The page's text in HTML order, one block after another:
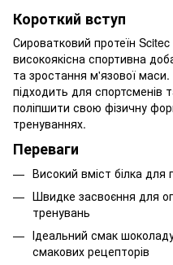
Короткий вступ
Сироватковий протеїн
високоякісна спортивна
та зростання м'язової
підходить для спортсменів
поліпшити свою фізичну
тренуваннях.
Переваги
Високий вміст білка для
Швидке засвоєння для
тренувань
Ідеальний смак
смакових рецепторів